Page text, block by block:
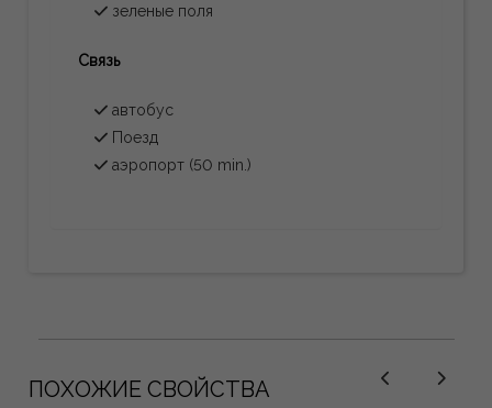
зеленые поля
Связь
автобус
Поезд
аэропорт (50 min.)
ПОХОЖИЕ СВОЙСТВА